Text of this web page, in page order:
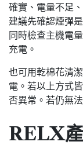
確實、電量不足
建議先確認煙彈
同時檢查主機電
充電。
也可用乾棉花清
電。若以上方式
否異常。若仍無
RELX